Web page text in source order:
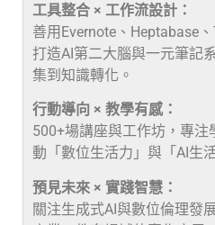
工具整合 × 工作流設計：
善用Evernote、Heptabase
打造AI第二大腦與一元筆記
集到知識轉化。
行動導向 × 教學有感：
500+場講座與工作坊，專
動「數位生活力」與「AI生
預見未來 × 實踐智慧：
關注生成式AI與數位倫理發